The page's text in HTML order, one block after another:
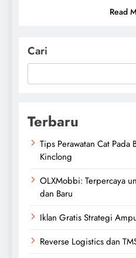
Read
Cari
Terbaru
Tips Perawatan Cat Pada
Kinclong
OLXMobbi: Terpercaya
dan Baru
Iklan Gratis Strategi
Reverse Logistics dan